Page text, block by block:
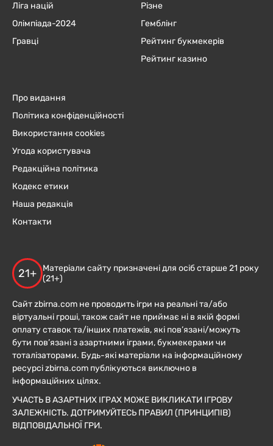
Ліга націй
Олімпіада-2024
Гравці
Різне
Гемблінг
Рейтинг букмекерів
Рейтинг казино
Про видання
Політика конфіденційності
Використання cookies
Угода користувача
Редакційна політика
Кодекс етики
Наша редакція
Контакти
21+
Матеріали сайту призначені для осіб старше 21 року
(21+)
Сайт zbirna.com не проводить ігри на реальні та/або
віртуальні гроші, також сайт не приймає ні в якій формі
оплату ставок та/інших платежів, які пов’язані/можуть
бути пов’язані з азартними іграми, букмекерами чи
тоталізаторами. Будь-які матеріали на інформаційному
ресурсі zbirna.com публікуються виключно в
інформаційних цілях.
УЧАСТЬ В АЗАРТНИХ ІГРАХ МОЖЕ ВИКЛИКАТИ ІГРОВУ
ЗАЛЕЖНІСТЬ. ДОТРИМУЙТЕСЬ ПРАВИЛ (ПРИНЦИПІВ)
ВІДПОВІДАЛЬНОЇ ГРИ.